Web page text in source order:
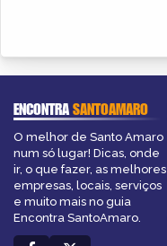
ENCONTRASANTOAMARO
O melhor de Santo Amaro
num só lugar! Dicas, onde
ir, o que fazer, as melhores
empresas, locais, serviços
e muito mais no guia
Encontra SantoAmaro.